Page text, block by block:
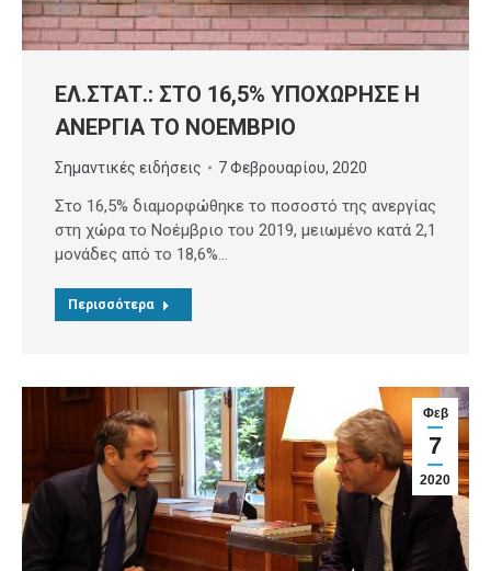
ΕΛ.ΣΤΑΤ.: ΣΤΟ 16,5% ΥΠΟΧΩΡΗΣΕ Η
ΑΝΕΡΓΙΑ ΤΟ ΝΟΕΜΒΡΙΟ
Σημαντικές ειδήσεις 7 Φεβρουαρίου, 2020
Στο 16,5% διαμορφώθηκε το ποσοστό της ανεργίας
στη χώρα το Νοέμβριο του 2019, μειωμένο κατά 2,1
μονάδες από το 18,6%…
Περισσότερα
Φεβ
7
2020